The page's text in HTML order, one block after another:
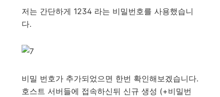
저는 간단하게 1234 라는 비밀번호를 사용했습니
다.
비밀 번호가 추가되었으면 한번 확인해보겠습니다.
호스트 서버들에 접속하신뒤 신규 생성 (+비밀번